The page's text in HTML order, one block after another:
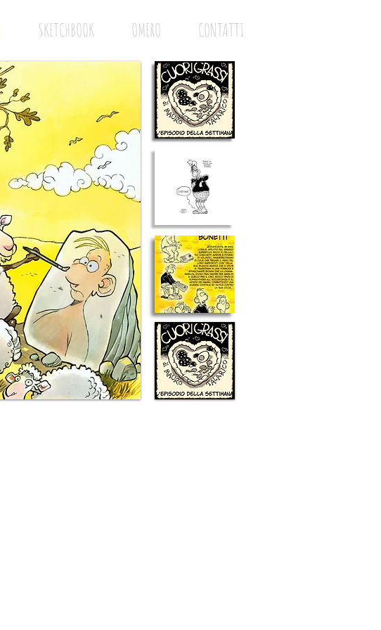
SKETCHBOOK OMERO CONTATTI